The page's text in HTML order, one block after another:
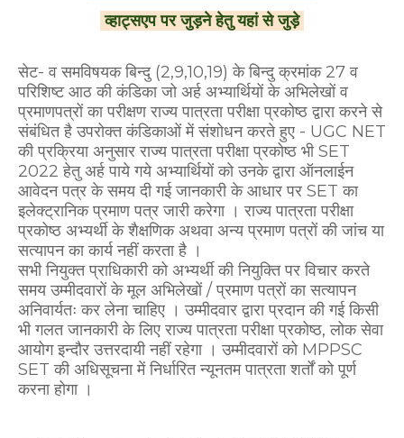
व्हाट्सएप पर जुड़ने हेतु यहां से जुड़े
सेट- व समविषयक बिन्दु (2,9,10,19) के बिन्दु क्रमांक 27 व
परिशिष्ट आठ की कंडिका जो अर्ह अभ्यार्थियों के अभिलेखों व
प्रमाणपत्रों का परीक्षण राज्य पात्रता परीक्षा प्रकोष्ठ द्वारा करने से
संबंधित है उपरोक्त कंडिकाओं में संशोधन करते हुए - UGC NET
की प्रक्रिया अनुसार राज्य पात्रता परीक्षा प्रकोष्ठ भी SET
2022 हेतु अर्ह पाये गये अभ्यार्थियों को उनके द्वारा ऑनलाईन
आवेदन पत्र के समय दी गई जानकारी के आधार पर SET का
इलेक्ट्रानिक प्रमाण पत्र जारी करेगा । राज्य पात्रता परीक्षा
प्रकोष्ठ अभ्यर्थी के शैक्षणिक अथवा अन्य प्रमाण पत्रों की जांच या
सत्यापन का कार्य नहीं करता है ।
सभी नियुक्त प्राधिकारी को अभ्यर्थी की नियुक्ति पर विचार करते
समय उम्मीदवारों के मूल अभिलेखों / प्रमाण पत्रों का सत्यापन
अनिवार्यतः कर लेना चाहिए । उम्मीदवार द्वारा प्रदान की गई किसी
भी गलत जानकारी के लिए राज्य पात्रता परीक्षा प्रकोष्ठ, लोक सेवा
आयोग इन्दौर उत्तरदायी नहीं रहेगा । उम्मीदवारों को MPPSC
SET की अधिसूचना में निर्धारित न्यूनतम पात्रता शर्तों को पूर्ण
करना होगा ।